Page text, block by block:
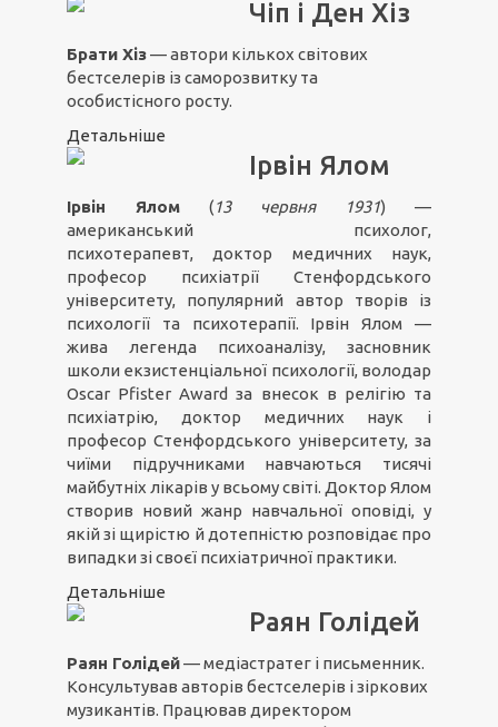
Чіп і Ден Хіз
Брати Хіз— автори кількох світових
бестселерів із саморозвитку та
особистісного росту.
Детальніше
Ірвін Ялом
Ірвін Ялом (13 червня 1931) —
американський психолог,
психотерапевт, доктор медичних наук,
професор психіатрії Стенфордського
університету, популярний автор творів із
психології та психотерапії. Ірвін Ялом —
жива легенда психоаналізу, засновник
школи екзистенціальної психології, володар
Oscar Pfister Award за внесок в релігію та
психіатрію, доктор медичних наук і
професор Стенфордського університету, за
чиїми підручниками навчаються тисячі
майбутніх лікарів у всьому світі. Доктор Ялом
створив новий жанр навчальної оповіді, у
якій зі щирістю й дотепністю розповідає про
випадки зі своєї психіатричної практики.
Детальніше
Раян Голідей
Раян Голідей— медіастратег і письменник.
Консультував авторів бестселерів і зіркових
музикантів. Працював директором